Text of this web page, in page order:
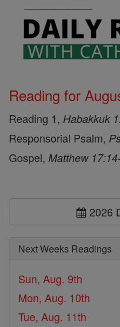
Reading for
Reading 1, Habakkuk
Responsorial Psalm,
Gospel, Matthew
2026
Next Weeks Readings
Sun, Aug. 9th
Mon, Aug. 10th
Tue, Aug. 11th